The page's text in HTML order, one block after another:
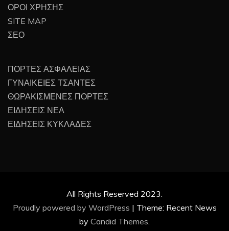
ΟΡΟΙ ΧΡΗΣΗΣ
SITE MAP
ΣΕΟ
ΠΟΡΤΕΣ ΑΣΦΑΛΕΙΑΣ
ΓΥΝΑΙΚΕΙΕΣ ΤΣΑΝΤΕΣ
ΘΩΡΑΚΙΣΜΕΝΕΣ ΠΟΡΤΕΣ
ΕΙΔΗΣΕΙΣ ΝΕΑ
ΕΙΔΗΣΕΙΣ ΚΥΚΛΑΔΕΣ
All Rights Reserved 2023.
Proudly powered by WordPress | Theme: Recent News
by Candid Themes.